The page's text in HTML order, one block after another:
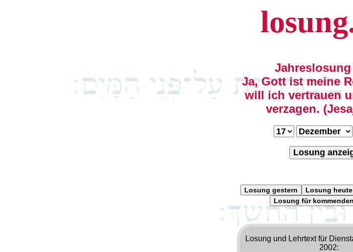
Jahreslosung
Ja, Gott ist meine
will ich vertrauen
verzagen.
Losung
Losung gestern Losung heute
Losung für
Losung und Lehrtext für
2002: